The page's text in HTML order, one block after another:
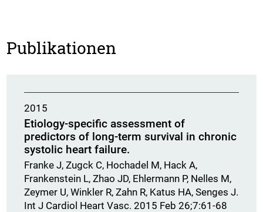
Publikationen
2015
Etiology-specific assessment of
predictors of long-term survival in chronic
systolic heart failure.
Franke J, Zugck C, Hochadel M, Hack A,
Frankenstein L, Zhao JD, Ehlermann P, Nelles M,
Zeymer U, Winkler R, Zahn R, Katus HA, Senges J.
Int J Cardiol Heart Vasc. 2015 Feb 26;7:61-68